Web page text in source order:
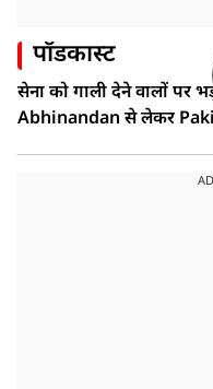
पॉडकास्ट
सेना को गाली देने वालों पर
Abhinandan से लेकर